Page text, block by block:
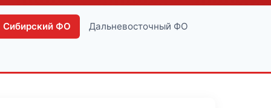
Сибирский ФО Дальневосточный ФО